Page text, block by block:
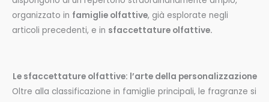
organizzato in famiglie olfattive, già esplorate negli
articoli precedenti, e in sfaccettature olfattive.
Le sfaccettature olfattive: l’arte della personalizzazione
Oltre alla classificazione in famiglie principali, le fragranze si